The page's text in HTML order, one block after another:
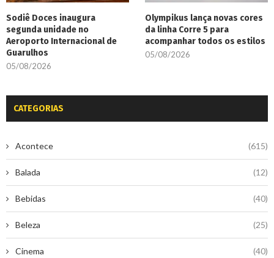
Sodiê Doces inaugura
segunda unidade no
Aeroporto Internacional de
Guarulhos
05/08/2026
Olympikus lança novas cores
da linha Corre 5 para
acompanhar todos os estilos
05/08/2026
CATEGORIAS
Acontece (615)
Balada (12)
Bebidas (40)
Beleza (25)
Cinema (40)